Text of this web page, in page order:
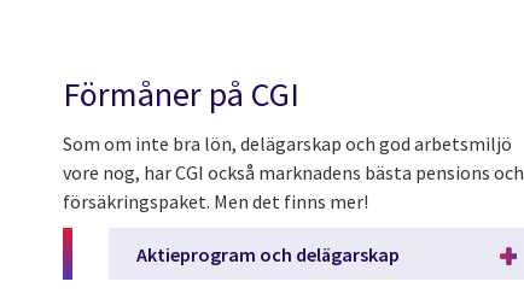
Förmåner på CGI
Som om inte bra lön, delägarskap och god arbetsmiljö
vore nog, har CGI också marknadens bästa pensions och
försäkringspaket. Men det finns mer!
Aktieprogram och delägarskap